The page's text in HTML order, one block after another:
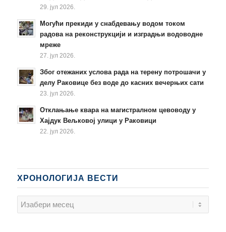
29. јул 2026.
Могући прекиди у снабдевању водом током
радова на реконструкцији и изградњи водоводне
мреже
27. јул 2026.
Због отежаних услова рада на терену потрошачи у
делу Раковице без воде до касних вечерњих сати
23. јул 2026.
Отклањање квара на магистралном цевоводу у
Хајдук Вељковој улици у Раковици
22. јул 2026.
ХРОНОЛОГИЈА ВЕСТИ